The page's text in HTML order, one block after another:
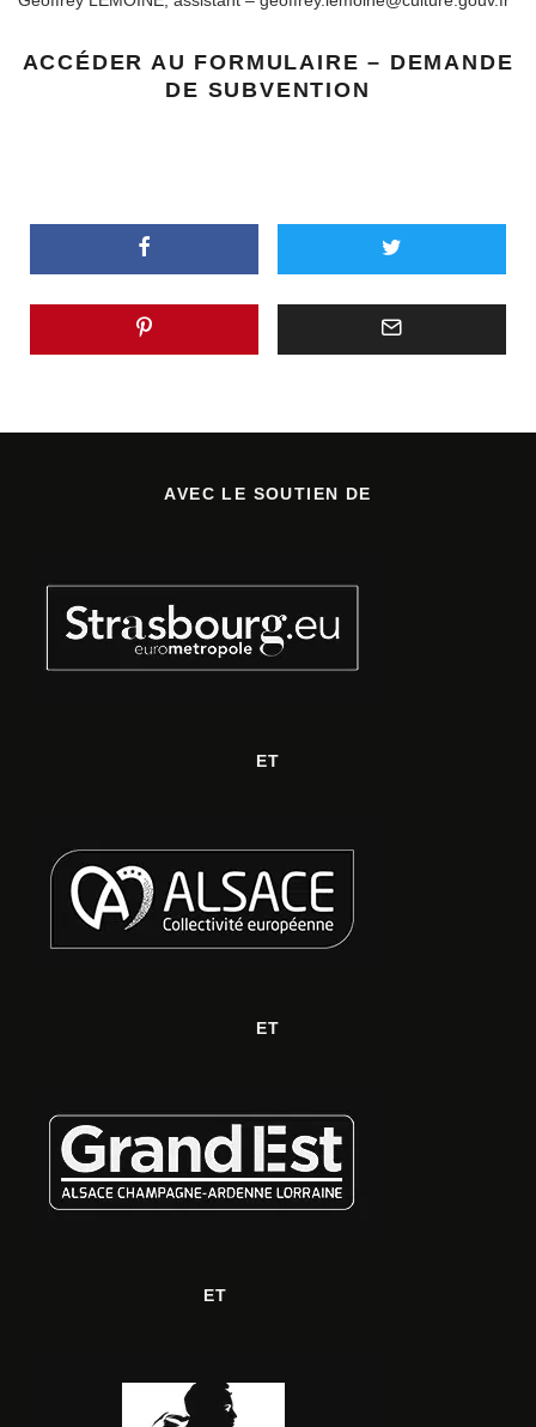
ACCÉDER AU FORMULAIRE – DEMANDE
DE SUBVENTION
AVEC LE SOUTIEN DE
ET
ET
ET